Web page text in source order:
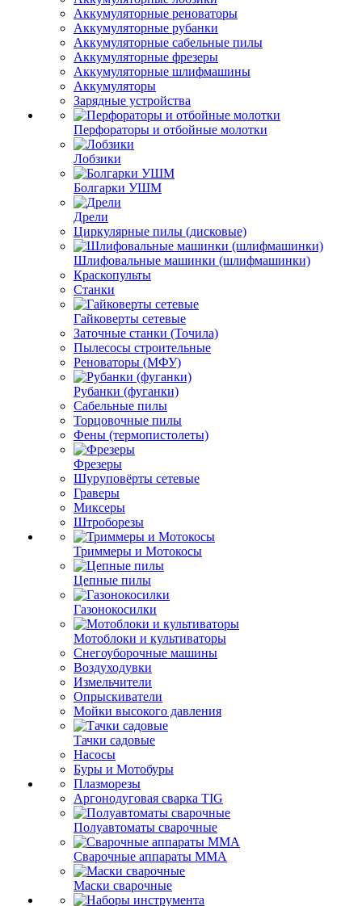
Аккумуляторные реноваторы
Аккумуляторные рубанки
Аккумуляторные сабельные пилы
Аккумуляторные фрезеры
Аккумуляторные шлифмашины
Аккумуляторы
Зарядные устройства
Перфораторы и отбойные молотки
Лобзики
Болгарки УШМ
Дрели
Циркулярные пилы (дисковые)
Шлифовальные машинки (шлифмашинки)
Краскопульты
Станки
Гайковерты сетевые
Заточные станки (Точила)
Пылесосы строительные
Реноваторы (МФУ)
Рубанки (фуганки)
Сабельные пилы
Торцовочные пилы
Фены (термопистолеты)
Фрезеры
Шуруповёрты сетевые
Граверы
Миксеры
Штроборезы
Триммеры и Мотокосы
Цепные пилы
Газонокосилки
Мотоблоки и культиваторы
Снегоуборочные машины
Воздуходувки
Измельчители
Опрыскиватели
Мойки высокого давления
Тачки садовые
Насосы
Буры и Мотобуры
Плазморезы
Аргонодуговая сварка TIG
Полуавтоматы сварочные
Сварочные аппараты ММА
Маски сварочные